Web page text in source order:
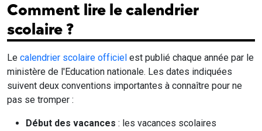
Comment lire le calendrier
scolaire ?
Le calendrier scolaire officiel est publié chaque année par le
ministère de l'Education nationale. Les dates indiquées
suivent deux conventions importantes à connaître pour ne
pas se tromper :
Début des vacances : les vacances scolaires